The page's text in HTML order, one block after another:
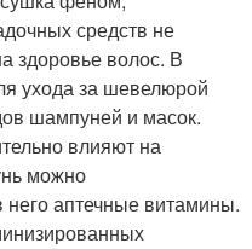
средств не
здоровье волос. В
ухода за шевелюрой
шампуней и масок.
влияют на
можно
аптечные витамины.